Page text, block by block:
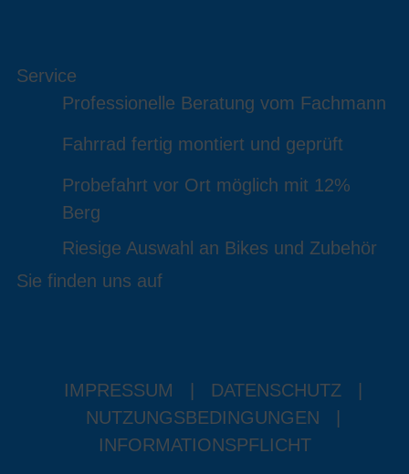
Service
Professionelle Beratung vom Fachmann
Fahrrad fertig montiert und geprüft
Probefahrt vor Ort möglich mit 12%
Berg
Riesige Auswahl an Bikes und Zubehör
Sie finden uns auf
IMPRESSUM DATENSCHUTZ
NUTZUNGSBEDINGUNGEN
INFORMATIONSPFLICHT